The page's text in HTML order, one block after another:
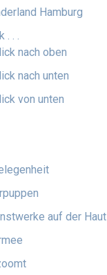
Hamburg
. . .
nach oben
nach unten
von unten
auf der Haut